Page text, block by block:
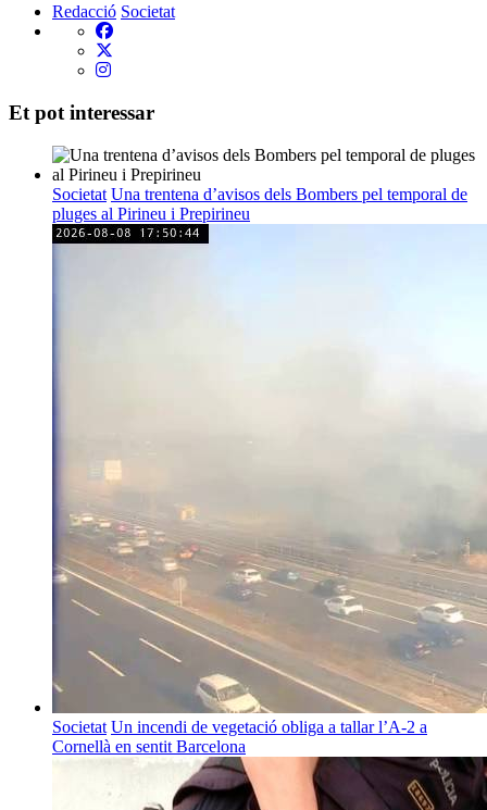
Redacció Societat
Et pot interessar
Societat Una trentena d’avisos dels Bombers pel temporal de
pluges al Pirineu i Prepirineu
Societat Un incendi de vegetació obliga a tallar l’A-2 a
Cornellà en sentit Barcelona